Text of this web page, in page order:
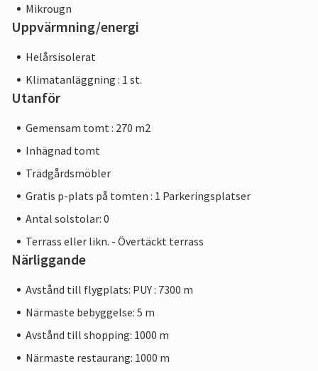
Mikrougn
Uppvärmning/energi
Helårsisolerat
Klimatanläggning : 1 st.
Utanför
Gemensam tomt : 270 m2
Inhägnad tomt
Trädgårdsmöbler
Gratis p-plats på tomten : 1 Parkeringsplatser
Antal solstolar: 0
Terrass eller likn. - Övertäckt terrass
Närliggande
Avstånd till flygplats: PUY : 7300 m
Närmaste bebyggelse: 5 m
Avstånd till shopping: 1000 m
Närmaste restaurang: 1000 m